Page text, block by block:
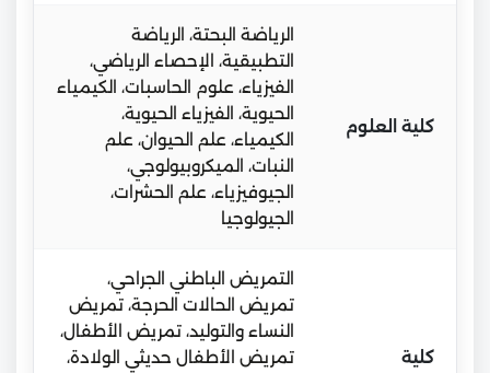
كلية العلوم
الرياضة البحتة، الرياضة
التطبيقية، الإحصاء الرياضي،
الفيزياء، علوم الحاسبات، الكيمياء
الحيوية، الفيزياء الحيوية،
الكيمياء، علم الحيوان، علم
النبات، الميكروبيولوجي،
الجيوفيزياء، علم الحشرات،
الجيولوجيا
كلية
التمريض الباطني الجراحي،
تمريض الحالات الحرجة، تمريض
النساء والتوليد، تمريض الأطفال،
تمريض الأطفال حديثي الولادة،